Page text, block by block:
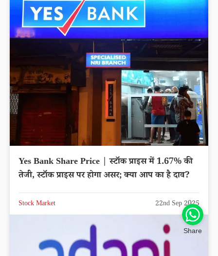
Yes Bank Share Price | स्टॉक प्राइस में 1.67% की
तेजी, स्टॉक प्राइस पर होगा असर; क्या आप का है दाव?
Stock Market 22nd Sep 2025
Share